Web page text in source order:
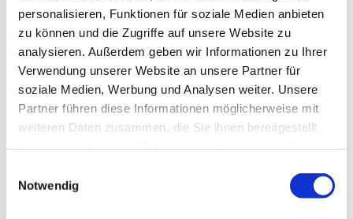
personalisieren, Funktionen für soziale Medien anbieten
zu können und die Zugriffe auf unsere Website zu
analysieren. Außerdem geben wir Informationen zu Ihrer
Verwendung unserer Website an unsere Partner für
soziale Medien, Werbung und Analysen weiter. Unsere
Partner führen diese Informationen möglicherweise mit
weiteren Daten zusammen, die Sie ihnen bereitgestellt
Notwendig